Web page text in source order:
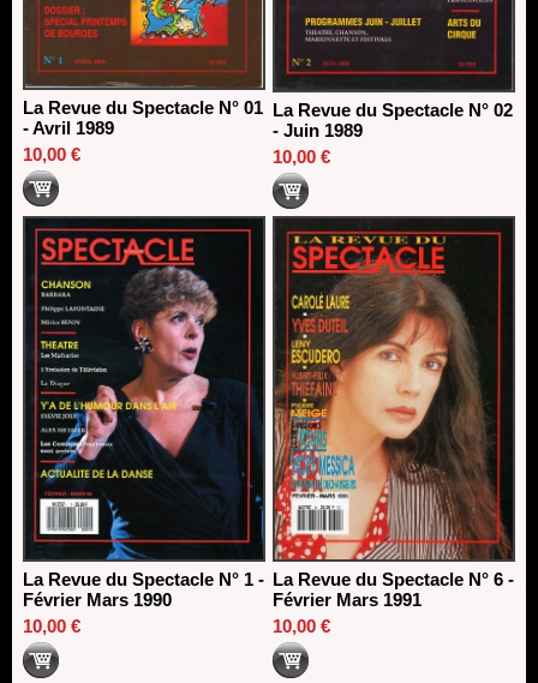
La Revue du Spectacle N° 01
- Avril 1989
10,00 €
La Revue du Spectacle N° 02
- Juin 1989
10,00 €
La Revue du Spectacle N° 1 -
Février Mars 1990
10,00 €
La Revue du Spectacle N° 6 -
Février Mars 1991
10,00 €